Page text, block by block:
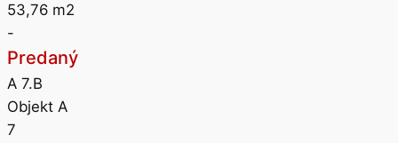
53,76 m2
-
Predaný
A 7.B
Objekt A
7